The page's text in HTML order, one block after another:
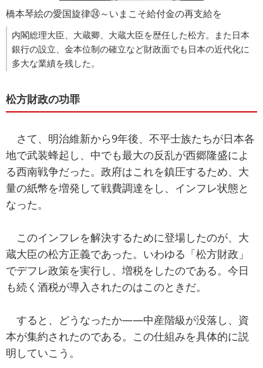
橋本琴絵の愛国旋律㉔～いまこそ給付金の再支給を
内閣総理大臣、大蔵卿、大蔵大臣を歴任した松方。また日本
銀行の設立、金本位制の確立など財政面でも日本の近代化に
多大な業績を残した。
松方財政の功罪
さて、明治維新から9年後、不平士族たちが日本各
地で武装蜂起し、中でも最大の反乱が西郷隆盛によ
る西南戦争だった。政府はこれを鎮圧するため、大
量の紙幣を増発して戦費調達をし、インフレ状態と
なった。
このインフレを解決するために登場したのが、大
蔵大臣の松方正義であった。いわゆる「松方財政」
でデフレ政策を実行し、増税をしたのである。今日
も続く酒税が導入されたのはこのときだ。
すると、どうなったか——中産階級が没落し、資
本が集約されたのである。この仕組みを具体的に説
明していこう。